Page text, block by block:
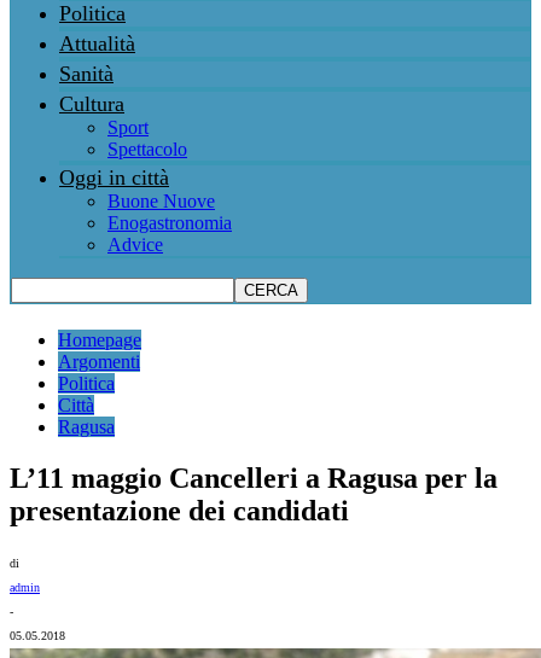
Politica
Attualità
Sanità
Cultura
Sport
Spettacolo
Oggi in città
Buone Nuove
Enogastronomia
Advice
Homepage
Argomenti
Politica
Città
Ragusa
L’11 maggio Cancelleri a Ragusa per la
presentazione dei candidati
di
admin
-
05.05.2018